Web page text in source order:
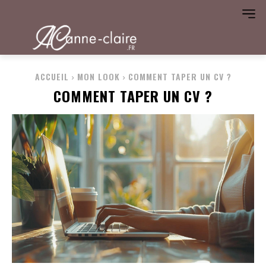
ACCUEIL MON LOOK COMMENT TAPER UN CV ?
COMMENT TAPER UN CV ?